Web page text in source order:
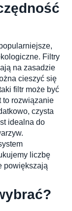
Well Water
Commercial
Filters &
Filtry
na zasadzie
cieszyć się
filtr może być
to rozwiązanie
czysta
idealna do
liczbę
powiększają